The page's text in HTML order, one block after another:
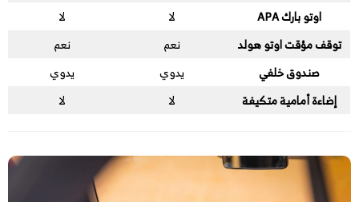
اوتو بارك APA
لا
لا
توقف مؤقت اوتو هولد
نعم
نعم
صندوق خلفي
يدوي
يدوي
إضاءة أمامية متكيفة
لا لا